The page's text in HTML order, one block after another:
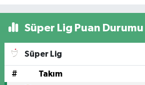
Süper Lig Puan Durumu
Süper Lig
# Takım